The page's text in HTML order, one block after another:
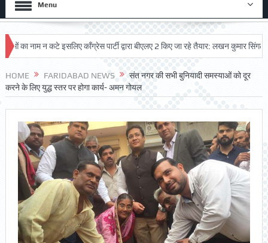
Menu
नाम न कटे इसलिए काँग्रेस पार्टी द्वारा बीएलए 2 किए जा रहे तैयार: लखन कुमार सिंगला
HOME FARIDABAD NEWS
संत नगर की सभी बुनियादी समस्याओं को दूर
करने के लिए युद्ध स्तर पर होगा कार्य- अमन गोयल